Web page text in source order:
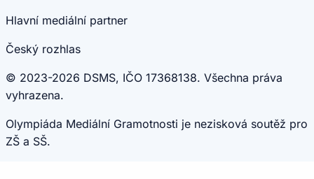
Hlavní mediální partner
Český rozhlas
© 2023-2026 DSMS, IČO 17368138. Všechna práva
vyhrazena.
Olympiáda Mediální Gramotnosti je nezisková soutěž pro
ZŠ a SŠ.